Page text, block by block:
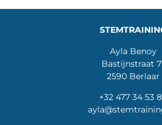
Ayla Benoy
Bastijnstraat
2590 Berlaar
+32 477 34 53